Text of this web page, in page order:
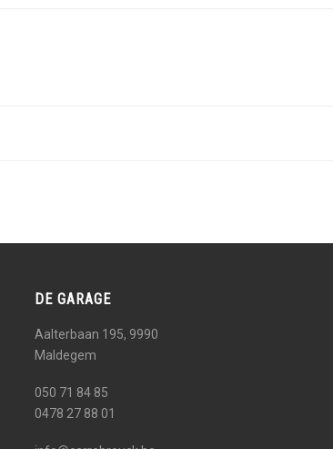
DE GARAGE
Aalterbaan 195, 9990
Maldegem
050 71 84 85
0478 27 88 01